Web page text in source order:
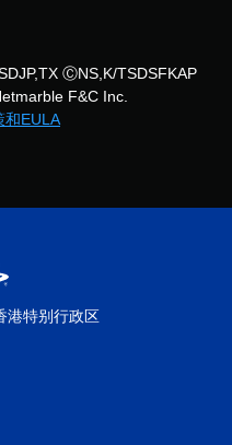
ⒸNS,K/TSDSFKAP
F&C Inc.
和EULA
港特别行政区